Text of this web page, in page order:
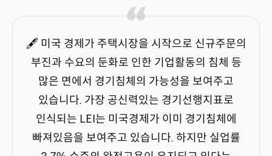
🖋 미국 경제가 주택시장을 시작으로 신규주문의
부진과 수요의 둔화로 인한 기업활동의 침체 등
많은 면에서 경기침체의 가능성을 보여주고
있습니다. 가장 공신력있는 경기선행지표로
인식되는 LEI는 미국경제가 이미 경기침체에
빠져있음을 보여주고 있습니다. 하지만 실업률